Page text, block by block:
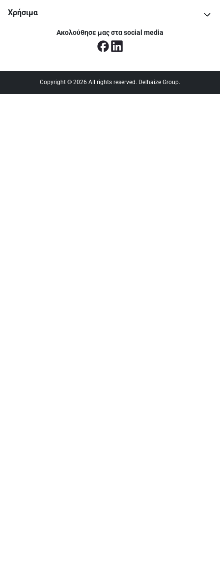
Χρήσιμα
Ακολούθησε μας στα social media
Copyright © 2026 All rights reserved. Delhaize Group.